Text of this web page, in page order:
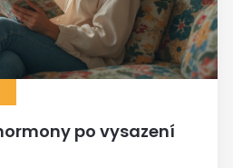
po vysazení